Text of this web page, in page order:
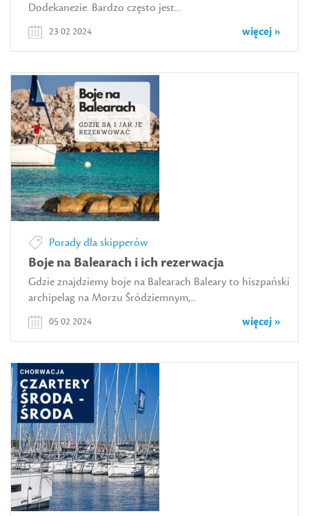
Dodekanezie. Bardzo często jest...
więcej »
23 02 2024
Porady dla skipperów
Boje na Balearach i ich rezerwacja
Gdzie znajdziemy boje na Balearach Baleary to hiszpański
archipelag na Morzu Śródziemnym,...
więcej »
05 02 2024